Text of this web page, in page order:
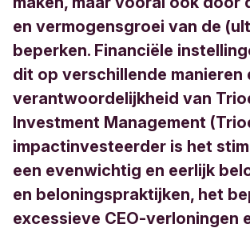
en vermogensgroei van de
beperken. Financiële
dit op verschillende manieren
verantwoordelijkheid van
Investment Management
impactinvesteerder is het
een evenwichtig en eerlijk
en beloningspraktijken, het
excessieve CEO-verloningen